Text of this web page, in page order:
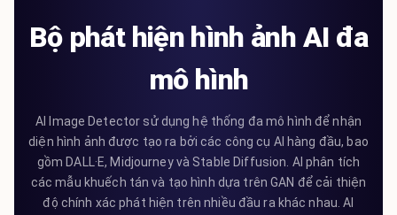
Bộ phát hiện hình ảnh AI đa
mô hình
AI Image Detector sử dụng hệ thống đa mô hình để nhận
diện hình ảnh được tạo ra bởi các công cụ AI hàng đầu, bao
gồm DALL·E, Midjourney và Stable Diffusion. AI phân tích
các mẫu khuếch tán và tạo hình dựa trên GAN để cải thiện
độ chính xác phát hiện trên nhiều đầu ra khác nhau. AI